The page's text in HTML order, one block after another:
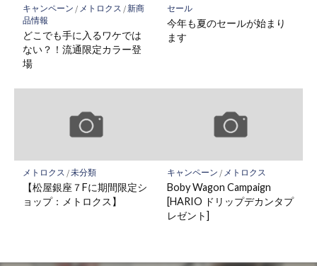
キャンペーン / メトロクス /新商
品情報
どこでも手に入るワケでは
ない？！流通限定カラー登
場
セール
今年も夏のセールが始まり
ます
メトロクス /未分類
【松屋銀座７Fに期間限定シ
ョップ：メトロクス】
キャンペーン / メトロクス
Boby Wagon Campaign
[HARIO ドリップデカンタプ
レゼント]